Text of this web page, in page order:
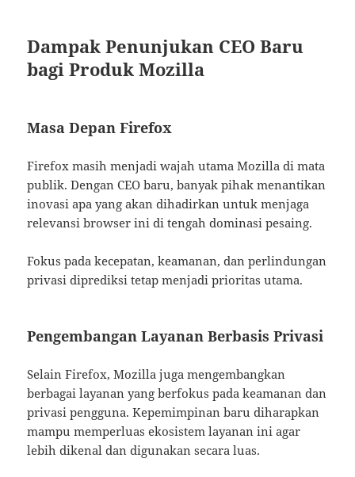
Dampak Penunjukan CEO Baru
bagi Produk Mozilla
Masa Depan Firefox
Firefox masih menjadi wajah utama Mozilla di mata
publik. Dengan CEO baru, banyak pihak menantikan
inovasi apa yang akan dihadirkan untuk menjaga
relevansi browser ini di tengah dominasi pesaing.
Fokus pada kecepatan, keamanan, dan perlindungan
privasi diprediksi tetap menjadi prioritas utama.
Pengembangan Layanan Berbasis Privasi
Selain Firefox, Mozilla juga mengembangkan
berbagai layanan yang berfokus pada keamanan dan
privasi pengguna. Kepemimpinan baru diharapkan
mampu memperluas ekosistem layanan ini agar
lebih dikenal dan digunakan secara luas.